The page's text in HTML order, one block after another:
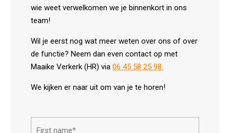
wie weet verwelkomen we je binnenkort in ons
team!
Wil je eerst nog wat meer weten over ons of over
de functie? Neem dan even contact op met
Maaike Verkerk (HR) via 06 45 58 25 98.
We kijken er naar uit om van je te horen!